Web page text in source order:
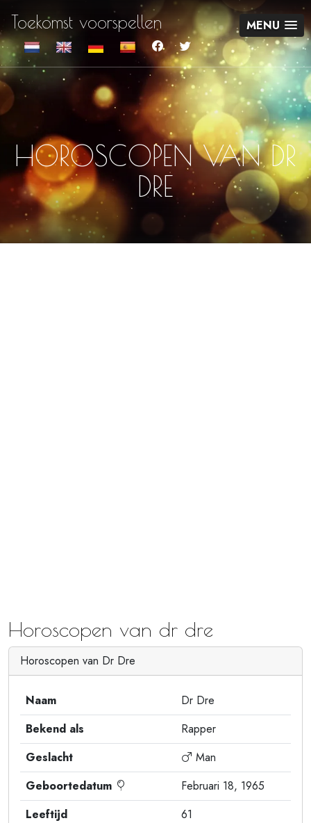
Toekomst voorspellen MENU
HOROSCOPEN VAN DR
DRE
Horoscopen van dr dre
Horoscopen van Dr Dre
Naam
Dr Dre
Bekend als
Rapper
Geslacht
Man
Geboortedatum
Februari 18, 1965
Leeftijd
61